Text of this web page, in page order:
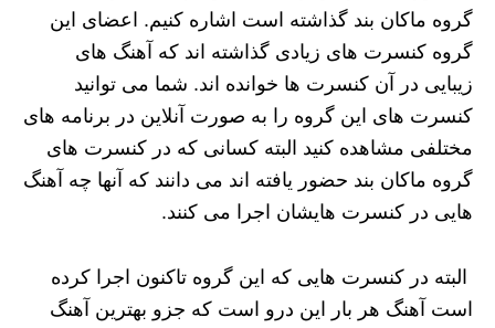
گروه ماکان بند گذاشته است اشاره کنیم. اعضای این
گروه کنسرت های زیادی گذاشته اند که آهنگ های
زیبایی در آن کنسرت ها خوانده اند. شما می توانید
کنسرت های این گروه را به صورت آنلاین در برنامه ‌های
مختلفی مشاهده کنید البته کسانی که در کنسرت های
گروه ماکان بند حضور یافته اند می ‌دانند که آنها چه آهنگ
هایی در کنسرت هایشان اجرا می‌ کنند.
البته در کنسرت هایی که این گروه تاکنون اجرا کرده
است آهنگ هر بار این درو است که جزو بهترین آهنگ